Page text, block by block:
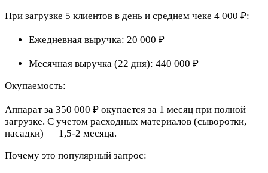
При загрузке 5 клиентов в день и среднем чеке 4 000 ₽:
Ежедневная выручка: 20 000 ₽
Месячная выручка (22 дня): 440 000 ₽
Окупаемость:
Аппарат за 350 000 ₽ окупается за 1 месяц при полной
загрузке. С учетом расходных материалов (сыворотки,
насадки) — 1,5-2 месяца.
Почему это популярный запрос: